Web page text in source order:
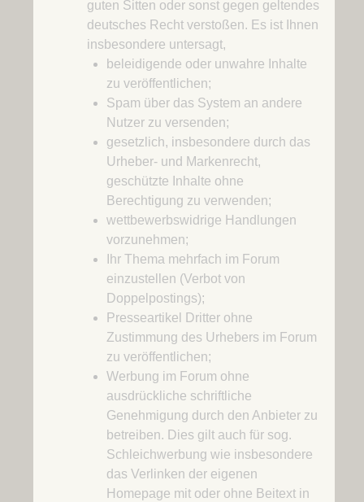
guten Sitten oder sonst gegen geltendes
deutsches Recht verstoßen. Es ist Ihnen
insbesondere untersagt,
beleidigende oder unwahre Inhalte
zu veröffentlichen;
Spam über das System an andere
Nutzer zu versenden;
gesetzlich, insbesondere durch das
Urheber- und Markenrecht,
geschützte Inhalte ohne
Berechtigung zu verwenden;
wettbewerbswidrige Handlungen
vorzunehmen;
Ihr Thema mehrfach im Forum
einzustellen (Verbot von
Doppelpostings);
Presseartikel Dritter ohne
Zustimmung des Urhebers im Forum
zu veröffentlichen;
Werbung im Forum ohne
ausdrückliche schriftliche
Genehmigung durch den Anbieter zu
betreiben. Dies gilt auch für sog.
Schleichwerbung wie insbesondere
das Verlinken der eigenen
Homepage mit oder ohne Beitext in